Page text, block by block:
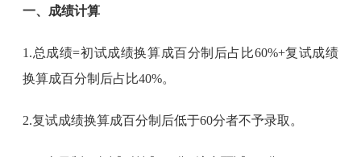
一、成绩计算
1.总成绩=初试成绩换算成百分制后占比60%+复试成绩
换算成百分制后占比40%。
2.复试成绩换算成百分制后低于60分者不予录取。